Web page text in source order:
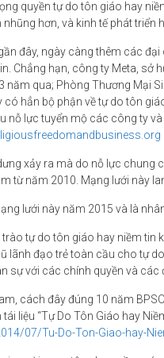
quyền tự do tôn giáo hay
hơn, và kinh tế phát triển
đây, ngày càng thêm các
Chẳng hạn, công ty Meta, sở
năm qua; Phòng Thương Mại
có hẳn bộ phận về tự do tôn
nỗ lực tuyển mộ các công ty
xảy ra mà do nỗ lực
từ năm 2010. Mạng lưới này
lưới này năm 2015 và là
tự do tôn giáo hay niềm tin
lãnh đạo trẻ toàn cầu cho tự
sự với các chính quyền và các
cách đây đúng 10 năm
tái liệu “Tự Do Tôn Giáo hay
07/Tu-Do-Ton-Giao-hay-